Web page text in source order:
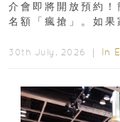
介會即將開放預約
名額「瘋搶」。如
30th July, 2026 ｜ In